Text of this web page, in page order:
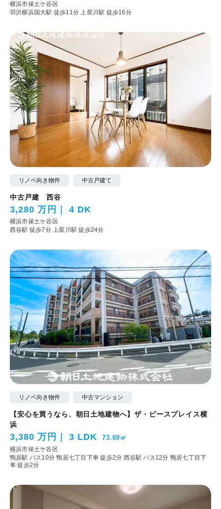
横浜市保土ケ谷区
羽沢横浜国大駅 徒歩11分上星川駅 徒歩16分
リノベ向き物件 中古戸建て
中古戸建 西谷
3,280 万円 4 DK
横浜市保土ケ谷区
西谷駅 徒歩7分上星川駅 徒歩24分
リノベ向き物件 中古マンション
【安心を買うなら、朝日土地建物へ】ザ・ピースプレイス横
浜
3,380 万円 3 LDK 73.69㎡
横浜市保土ケ谷区
鴨居駅 バス10分 鴨居七丁目下車 徒歩2分 西谷駅 バス12分 鴨居七丁目下
車 徒歩2分